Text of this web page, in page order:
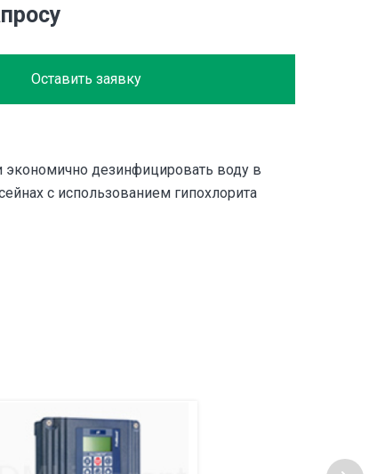
Оставить заявку
экономично дезинфицировать воду в
с использованием гипохлорита